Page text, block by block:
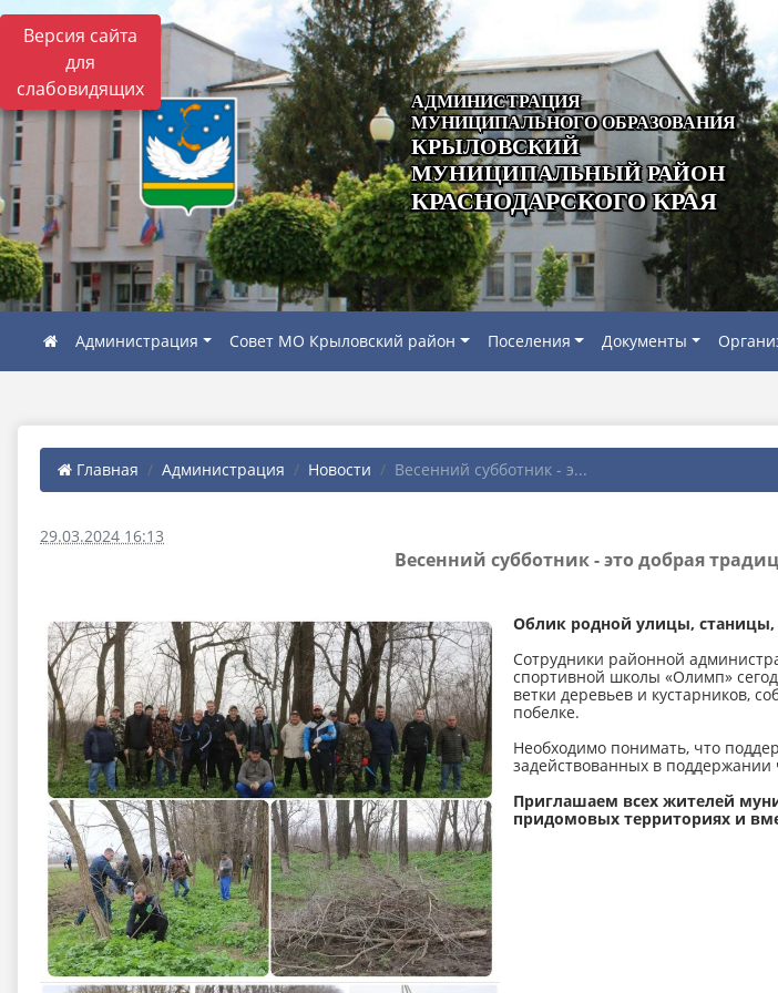
Версия сайта
для
слабовидящих
АДМИНИСТРАЦИЯ
МУНИЦИПАЛЬНОГО ОБРАЗОВАНИЯ
КРЫЛОВСКИЙ
МУНИЦИПАЛЬНЫЙ РАЙОН
КРАСНОДАРСКОГО КРАЯ
Администрация Совет МО Крыловский район Поселения Документы
Главная Администрация Новости Весенний субботник - э...
29.03.2024 16:13
Весенний субботник - это добрая
Облик родной улицы, станицы,
Сотрудники районной
спортивной школы «Олимп»
ветки деревьев и кустарников,
побелке.
Необходимо понимать, что
задействованных в поддержании
Приглашаем всех жителей
придомовых территориях и